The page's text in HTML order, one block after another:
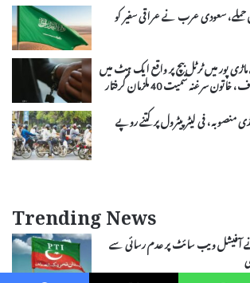
سعودی عرب نے عراقی سفیر کو
پور میں ٹرٹل بیچ پر واقع ایک ہٹ میں
سرغنہ سمیت 40 ملزمان گرفتار
منصوبہ، فی لیٹر پیٹرول پر کتنے روپے
Trending News
آفیشل ویب سائٹ پر عدم رسائی سے